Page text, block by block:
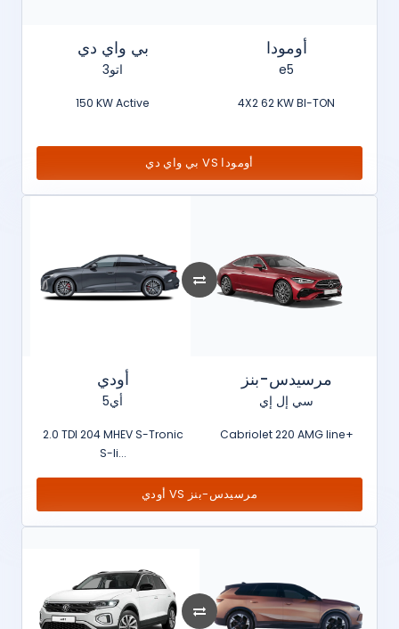
بي واي دي
اتو3
150 KW Active
أومودا
e5
4X2 62 KW BI-TON
بي واي دي VS أومودا
أودي
أي5
2.0 TDI 204 MHEV S-Tronic
S-li...
مرسيدس-بنز
سي إل إي
Cabriolet 220 AMG line+
أودي VS مرسيدس-بنز